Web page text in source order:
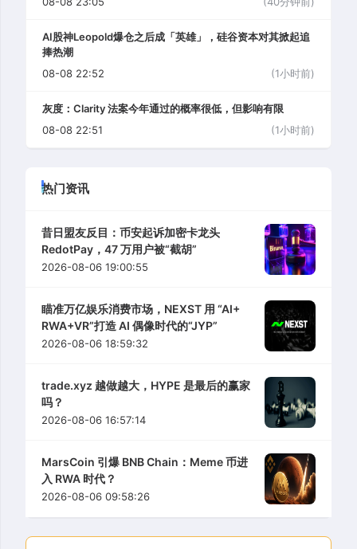
AI股神Leopold爆仓之后成「英雄」，硅谷资本对其掀起追
捧热潮
08-08 22:52
(1小时前)
灰度：Clarity 法案今年通过的概率很低，但影响有限
08-08 22:51
(1小时前)
热门资讯
昔日盟友反目：币安起诉加密卡龙头
RedotPay，47 万用户被“截胡”
2026-08-06 19:00:55
瞄准万亿娱乐消费市场，NEXST 用 “AI+
RWA+VR”打造 AI 偶像时代的“JYP”
2026-08-06 18:59:32
trade.xyz 越做越大，HYPE 是最后的赢家
吗？
2026-08-06 16:57:14
MarsCoin 引爆 BNB Chain：Meme 币进
入 RWA 时代？
2026-08-06 09:58:26